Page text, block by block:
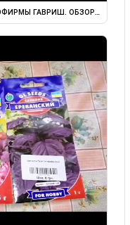
ГАВРИШ. ОБЗОР ...